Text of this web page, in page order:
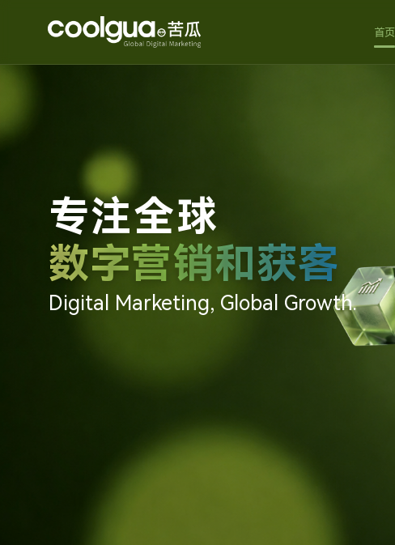
首页
专注全球
数字营销和获客
Digital Marketing, Global Growth.